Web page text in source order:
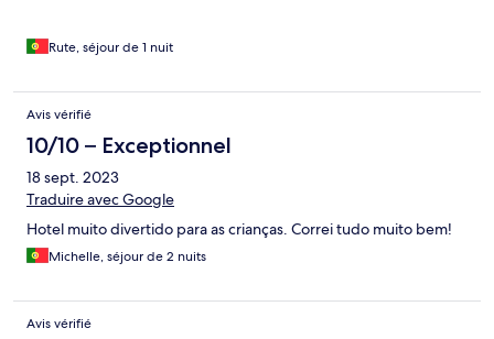
Rute, séjour de 1 nuit
Avis vérifié
10/10 – Exceptionnel
18 sept. 2023
Traduire avec Google
Hotel muito divertido para as crianças. Correi tudo muito bem!
Michelle, séjour de 2 nuits
Avis vérifié